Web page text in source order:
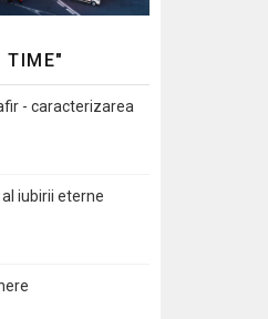
TIME"
- caracterizarea
iubirii eterne